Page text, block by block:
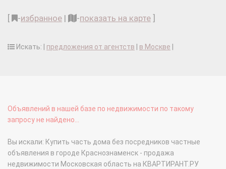
-избранное | -показать на карте
Искать: | предложения от агентств в Москве
Объявлений в нашей базе по недвижимости по такому
запросу не найдено...
Вы искали: Купить часть дома без посредников частные
объявления в городе Краснознаменск - продажа
недвижимости Московская область на КВАРТИРАНТ.РУ